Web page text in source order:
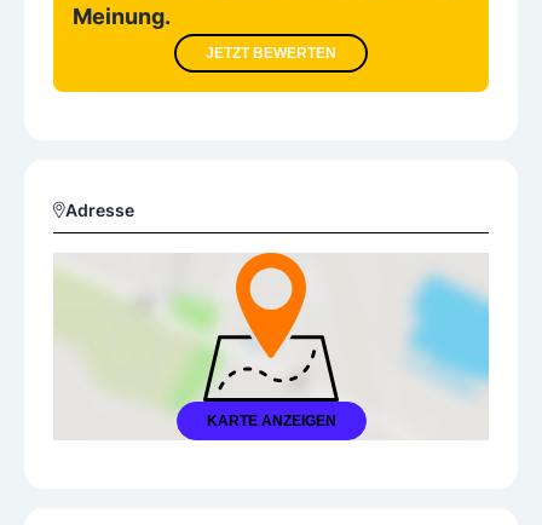
Meinung.
JETZT BEWERTEN
Adresse
KARTE ANZEIGEN